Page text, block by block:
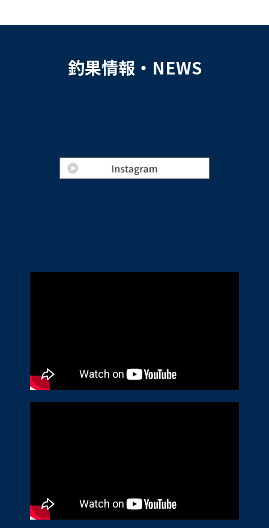
釣果情報・NEWS